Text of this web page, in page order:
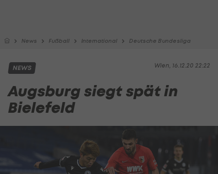
News Fußball International Deutsche Bundesliga
Wien, 16.12.20 22:22
NEWS
Augsburg siegt spät in
Bielefeld